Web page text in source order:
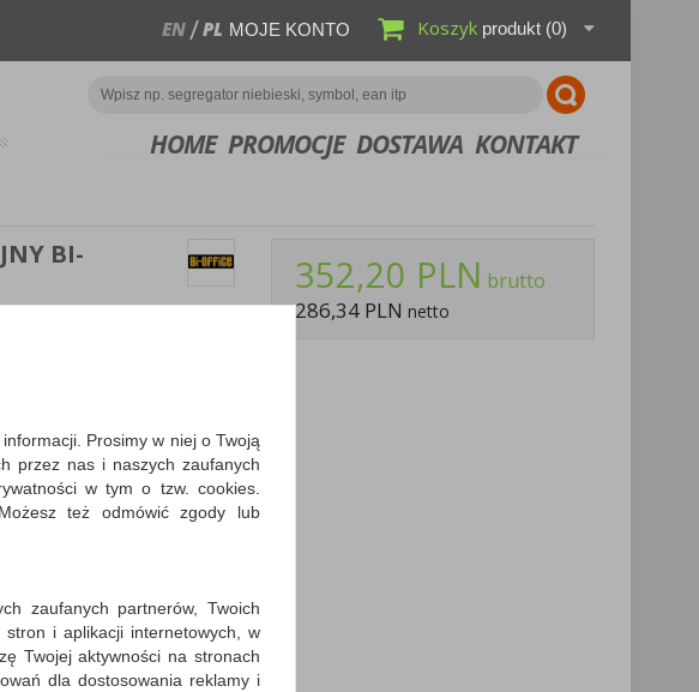
EN PL MOJE KONTO Koszyk produkt (0)
HOME PROMOCJE DOSTAWA KONTAKT
BI-
Koszty dostawy
352,20 PLN brutto
286,34 PLN netto
Prosimy w niej o Twoją
przez nas i naszych zaufanych
w tym o tzw. cookies.
też odmówić zgody lub
zaufanych partnerów, Twoich
i aplikacji internetowych, w
Twojej aktywności na stronach
dla dostosowania reklamy i